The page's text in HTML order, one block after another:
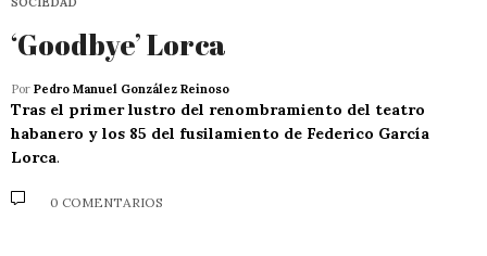
‘Goodbye’ Lorca
Por Pedro Manuel González Reinoso
Tras el primer lustro del renombramiento del teatro
habanero y los 85 del fusilamiento de Federico García
Lorca.
0 COMENTARIOS